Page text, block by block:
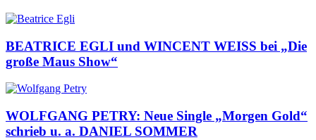
BEATRICE EGLI und WINCENT WEISS bei „Die
große Maus Show“
WOLFGANG PETRY: Neue Single „Morgen Gold“
schrieb u. a. DANIEL SOMMER